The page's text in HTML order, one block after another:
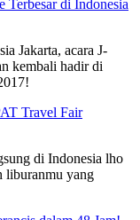
Terbesar di Indonesia
Jakarta, acara J-
kembali hadir di
Travel Fair
di Indonesia lho
liburanmu yang